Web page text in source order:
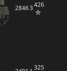
28463426
325